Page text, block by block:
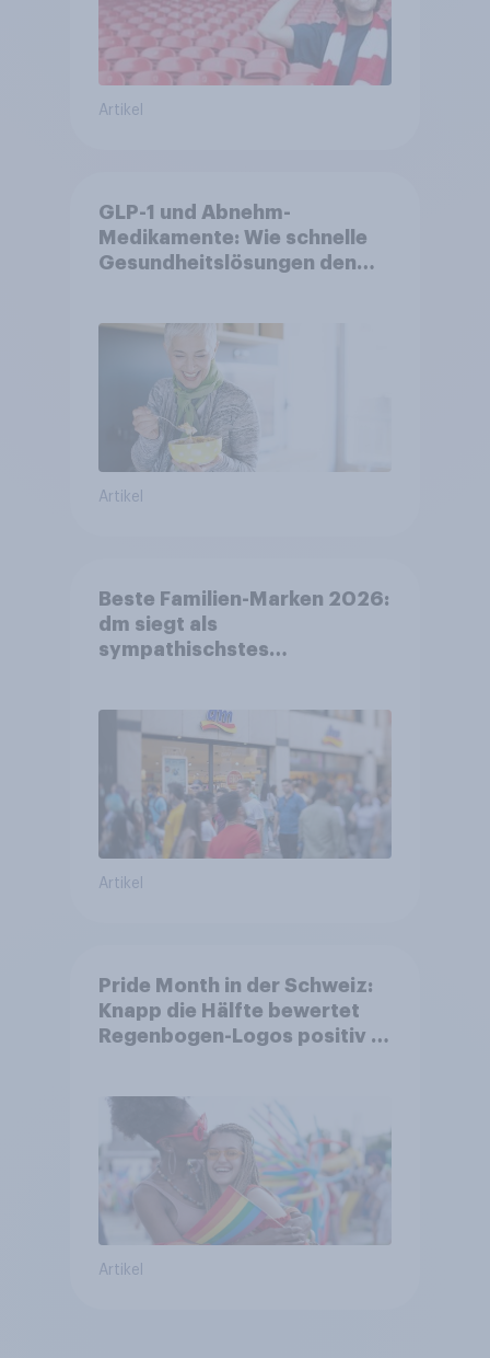
Artikel
GLP-1 und Abnehm-
Medikamente: Wie schnelle
Gesundheitslösungen den
Artikel
Beste Familien-Marken 2026:
dm siegt als
sympathischstes
Artikel
Pride Month in der Schweiz:
Knapp die Hälfte bewertet
Regenbogen-Logos positiv –
Artikel